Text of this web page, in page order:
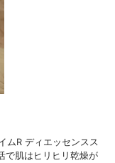
ムR ディエッセンスス
で肌はヒリヒリ乾燥が